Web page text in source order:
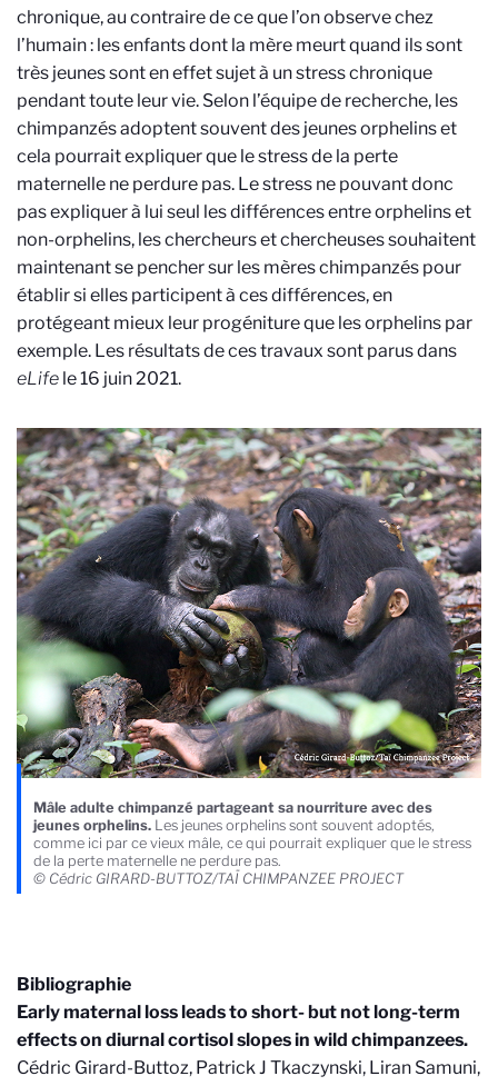
chronique, au contraire de ce que l’on observe chez
l’humain : les enfants dont la mère meurt quand ils sont
très jeunes sont en effet sujet à un stress chronique
pendant toute leur vie. Selon l’équipe de recherche, les
chimpanzés adoptent souvent des jeunes orphelins et
cela pourrait expliquer que le stress de la perte
maternelle ne perdure pas. Le stress ne pouvant donc
pas expliquer à lui seul les différences entre orphelins et
non-orphelins, les chercheurs et chercheuses souhaitent
maintenant se pencher sur les mères chimpanzés pour
établir si elles participent à ces différences, en
protégeant mieux leur progéniture que les orphelins par
exemple. Les résultats de ces travaux sont parus dans
eLife le 16 juin 2021.
Mâle adulte chimpanzé partageant sa nourriture avec des
jeunes orphelins. Les jeunes orphelins sont souvent adoptés,
comme ici par ce vieux mâle, ce qui pourrait expliquer que le stress
de la perte maternelle ne perdure pas.
© Cédric GIRARD-BUTTOZ/TAÏ CHIMPANZEE PROJECT
Bibliographie
Early maternal loss leads to short- but not long-term
effects on diurnal cortisol slopes in wild chimpanzees.
Cédric Girard-Buttoz, Patrick J Tkaczynski, Liran Samuni,